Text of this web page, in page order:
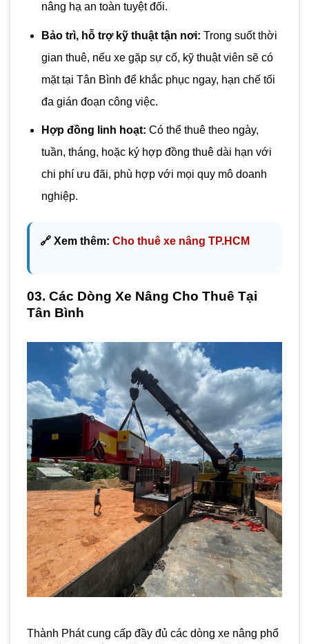
nâng hạ an toàn tuyệt đối.
Bảo trì, hỗ trợ kỹ thuật tận nơi: Trong suốt thời
gian thuê, nếu xe gặp sự cố, kỹ thuật viên sẽ có
mặt tại Tân Bình để khắc phục ngay, hạn chế tối
đa gián đoạn công việc.
Hợp đồng linh hoạt: Có thể thuê theo ngày,
tuần, tháng, hoặc ký hợp đồng thuê dài hạn với
chi phí ưu đãi, phù hợp với mọi quy mô doanh
nghiệp.
🔗 Xem thêm: Cho thuê xe nâng TP.HCM
03. Các Dòng Xe Nâng Cho Thuê Tại
Tân Bình
Thành Phát cung cấp đầy đủ các dòng xe nâng phổ